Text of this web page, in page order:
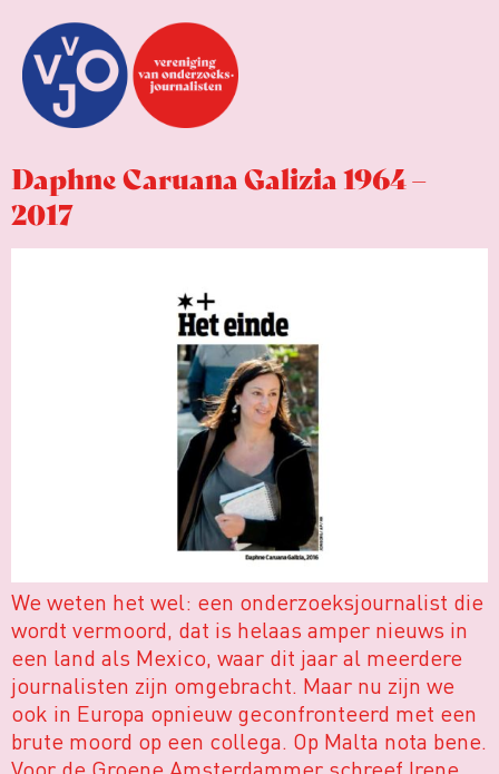
Daphne Caruana Galizia 1964 –
2017
We weten het wel: een onderzoeksjournalist die
wordt vermoord, dat is helaas amper nieuws in
een land als Mexico, waar dit jaar al meerdere
journalisten zijn omgebracht. Maar nu zijn we
ook in Europa opnieuw geconfronteerd met een
brute moord op een collega. Op Malta nota bene.
Voor de Groene Amsterdammer schreef Irene